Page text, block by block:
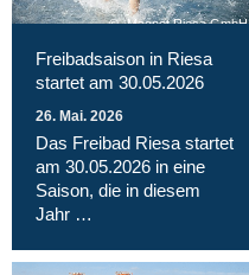
Magnet Riesa GmbH
Freibadsaison in Riesa
startet am 30.05.2026
26. Mai. 2026
Das Freibad Riesa startet
am 30.05.2026 in eine
Saison, die in diesem
Jahr …